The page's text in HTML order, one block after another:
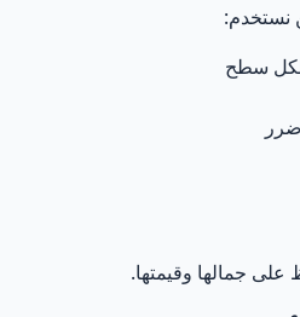
للتنظيف؟
في دبي؟
نستخدم:
سطح
على جمالها وقيمتها.